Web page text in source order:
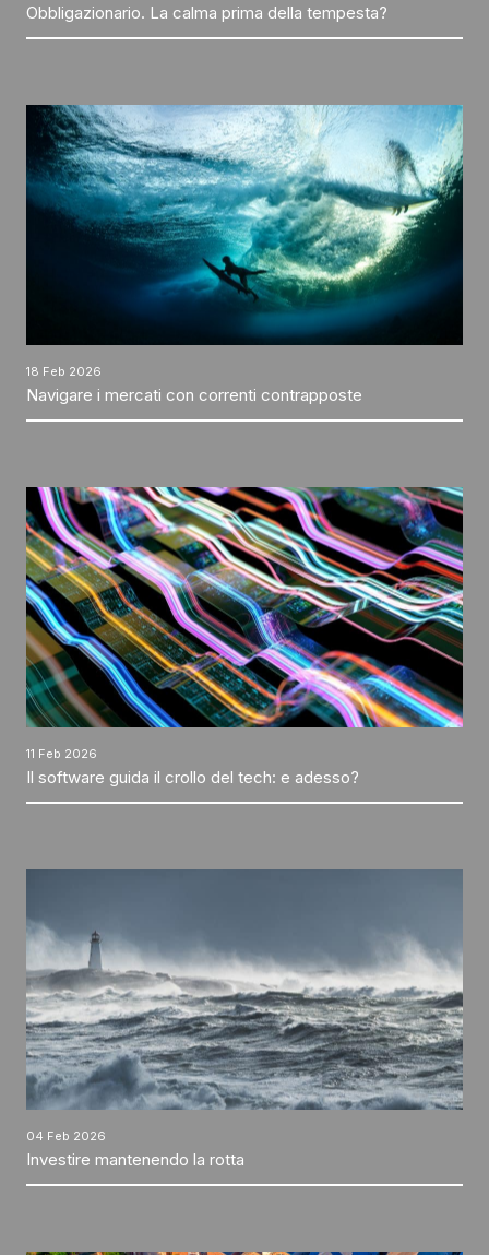
Obbligazionario. La calma prima della tempesta?
18 Feb 2026
Navigare i mercati con correnti contrapposte
11 Feb 2026
Il software guida il crollo del tech: e adesso?
04 Feb 2026
Investire mantenendo la rotta